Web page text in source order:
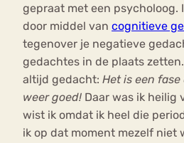
gepraat met een psycholoog.
door middel van cognitieve
tegenover je negatieve
gedachtes in de plaats
altijd gedacht: Het is een
weer goed! Daar was ik heilig
wist ik omdat ik heel die
ik op dat moment mezelf niet